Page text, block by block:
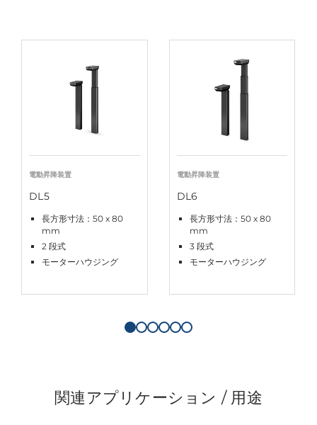
電動昇降装置
DL5
長方形寸法：50 x 80
mm
2 段式
モーターハウジング
電動昇降装置
DL6
長方形寸法：50 x 80
mm
3 段式
モーターハウジング
関連アプリケーション / 用途